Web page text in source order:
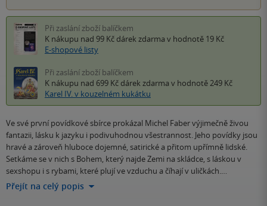
Při zaslání zboží balíčkem
K nákupu nad 99 Kč dárek zdarma v hodnotě 19 Kč
E-shopové listy
Při zaslání zboží balíčkem
K nákupu nad 699 Kč dárek zdarma v hodnotě 249 Kč
Karel IV. v kouzelném kukátku
Ve své první povídkové sbírce prokázal Michel Faber výjimečně živou
fantazii, lásku k jazyku i podivuhodnou všestrannost. Jeho povídky jsou
hravé a zároveň hluboce dojemné, satirické a přitom upřímně lidské.
Setkáme se v nich s Bohem, který najde Zemi na skládce, s láskou v
sexshopu i s rybami, které plují ve vzduchu a číhají v uličkách.…
Přejít na celý popis